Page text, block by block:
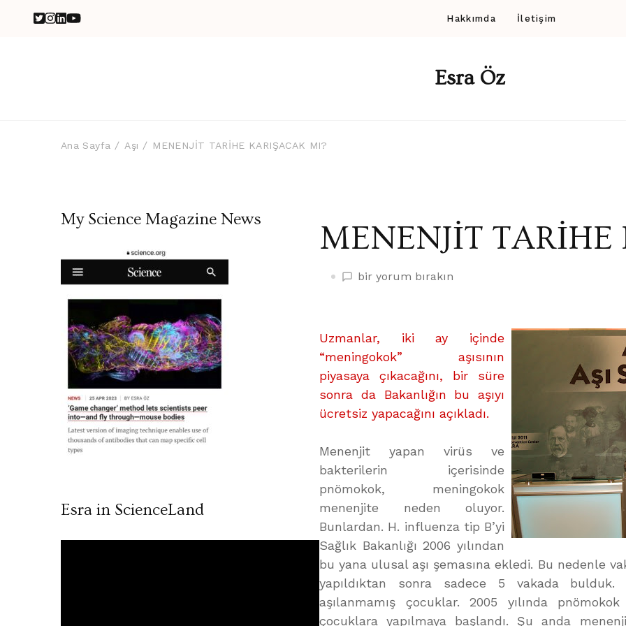
Hakkımda İletişim
Esra Öz
Ana Sayfa Aşı MENENJİT TARİHE KARIŞACAK MI?
MENENJİT
MENENJİT
üzerine
bir yorum bırakın
Uzmanlar, iki ay içinde
“meningokok” aşısının
piyasaya çıkacağını, bir süre
sonra da Bakanlığın bu aşıyı
ücretsiz yapacağını açıkladı.
Menenjit yapan virüs ve
bakterilerin içerisinde
pnömokok, meningokok
menenjite neden oluyor.
Bunlardan. H. influenza tip B’yi
Sağlık Bakanlığı 2006 yılından
bu yana ulusal aşı şemasına ekledi. Bu nedenle
yapıldıktan sonra sadece 5 vakada
aşılanmamış çocuklar. 2005 yılında
çocuklara yapılmaya başlandı. Şu anda
My Science Magazine News
Esra in ScienceLand